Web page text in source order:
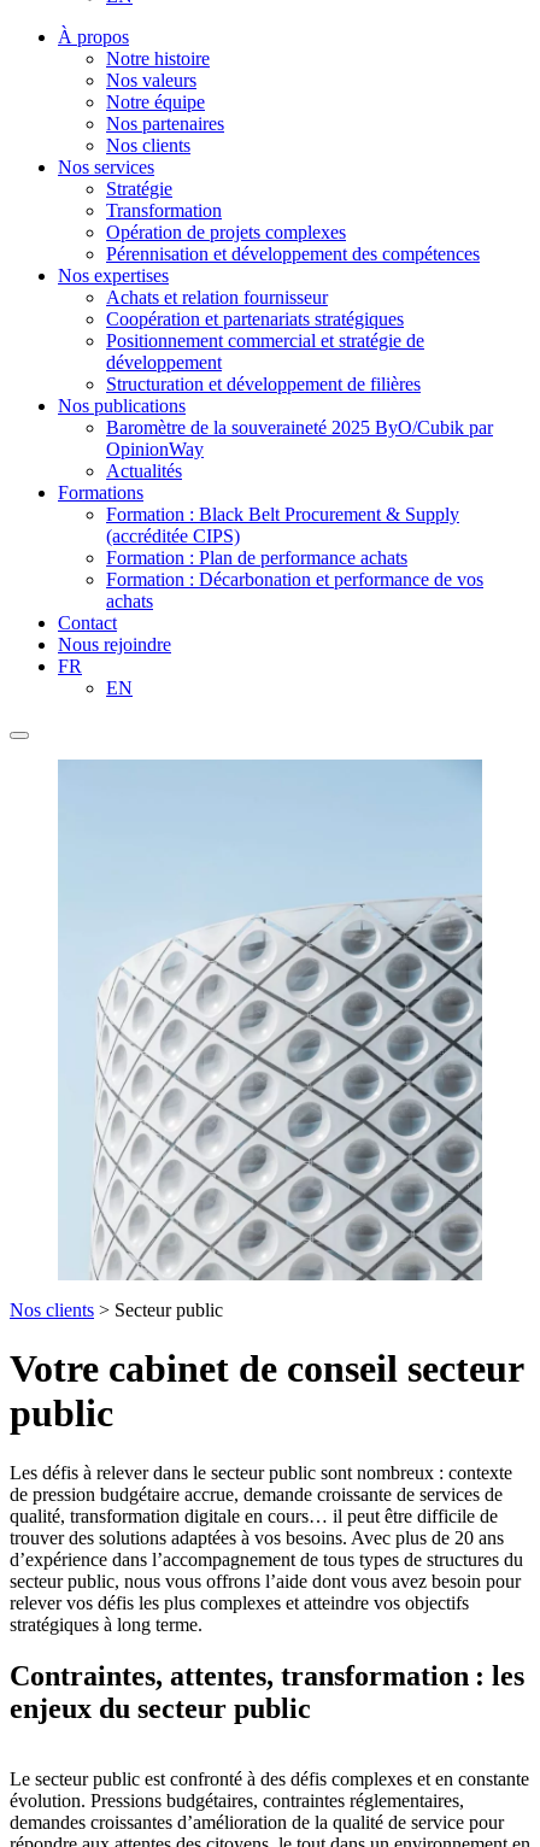
À propos
Notre histoire
Nos valeurs
Notre équipe
Nos partenaires
Nos clients
Nos services
Stratégie
Transformation
Opération de projets complexes
Pérennisation et développement des compétences
Nos expertises
Achats et relation fournisseur
Coopération et partenariats stratégiques
Positionnement commercial et stratégie de
développement
Structuration et développement de filières
Nos publications
Baromètre de la souveraineté 2025 ByO/Cubik par
OpinionWay
Actualités
Formations
Formation : Black Belt Procurement & Supply
(accréditée CIPS)
Formation : Plan de performance achats
Formation : Décarbonation et performance de vos
achats
Contact
Nous rejoindre
FR
EN
Nos clients > Secteur public
Votre cabinet de conseil secteur
public
Les défis à relever dans le secteur public sont nombreux : contexte
de pression budgétaire accrue, demande croissante de services de
qualité, transformation digitale en cours… il peut être difficile de
trouver des solutions adaptées à vos besoins. Avec plus de 20 ans
d’expérience dans l’accompagnement de tous types de structures du
secteur public, nous vous offrons l’aide dont vous avez besoin pour
relever vos défis les plus complexes et atteindre vos objectifs
stratégiques à long terme.
Contraintes, attentes, transformation : les
enjeux du secteur public
Le secteur public est confronté à des défis complexes et en constante
évolution. Pressions budgétaires, contraintes réglementaires,
demandes croissantes d’amélioration de la qualité de service pour